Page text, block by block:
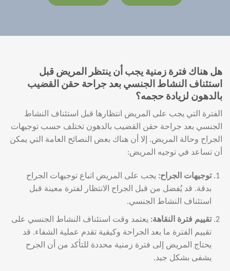
هل هناك فترة زمنية يجب أن ينتظر المريض قبل
استئناف النشاط الجنسي بعد جراحة حقن القضيب
بالدهون لزيادة حجمه؟
الفترة التي يجب على المريض انتظارها قبل استئناف النشاط
الجنسي بعد جراحة حقن القضيب بالدهون تختلف حسب توجيهات
الجراح وحالة المريض. إلا أن هناك بعض النصائح العامة التي يمكن
أن تساعد في توجيه المريض:
توجيهات الجراح: يجب على المريض اتباع توجيهات الجراح
بدقة. قد يُفضل من قبل الجراح الانتظار لفترة معينة قبل
استئناف النشاط الجنسي.
تقييم فترة النقاهة: يعتمد وقت استئناف النشاط الجنسي على
تقييم الفترة ما بعد الجراحة وكيفية تقدم عملية الشفاء. قد
يحتاج المريض إلى فترة زمنية محددة للتأكد من أن الجرح
يشفى بشكل جيد.